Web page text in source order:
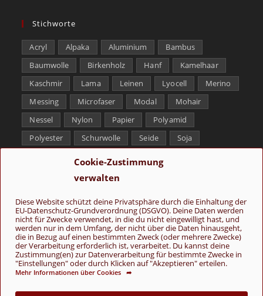
Cookie-Zustimmung
verwalten
Diese Website schützt deine Privatsphäre durch die Einhaltung der
EU-Datenschutz-Grundverordnung (DSGVO). Deine Daten werden
nicht für Zwecke verwendet, in die du nicht eingewilligt hast, und
werden nur in dem Umfang, der nicht über die Daten hinausgeht,
die in Bezug auf einen bestimmten Zweck (oder mehrere Zwecke)
der Verarbeitung erforderlich ist, verarbeitet. Du kannst deine
Zustimmung(en) zur Datenverarbeitung für bestimmte Zwecke in
"Einstellungen" oder durch Klicken auf "Akzeptieren" erteilen.
Mehr Informationen über Cookies ➦
Stichworte
Acryl Alpaka Aluminium
Bambus
Baumwolle
Birkenholz Hanf
Kamelhaar
Kaschmir
Lama Leinen Lyocell
Merino
Messing
Microfaser Modal
Mohair
Nessel
Nylon Papier
Polyamid
Polyester
Schurwolle Seide
Soja
Tencel
Yak
Folge uns